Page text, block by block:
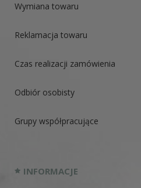
Wymiana towaru
Reklamacja towaru
Czas realizacji zamówienia
Odbiór osobisty
Grupy współpracujące
INFORMACJE